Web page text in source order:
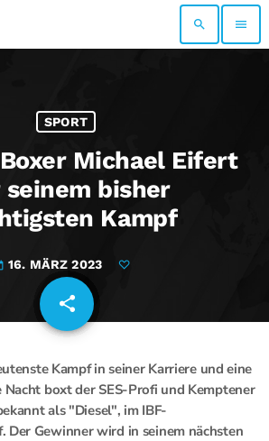
search menu
SPORT
Michael Eifert
seinem bisher
Kampf
16. MÄRZ 2023
share
email
Kampf in seiner Karriere und eine
Nacht boxt der SES-Profi und Kemptener
als "Diesel", im IBF-
Der Gewinner wird in seinem nächsten